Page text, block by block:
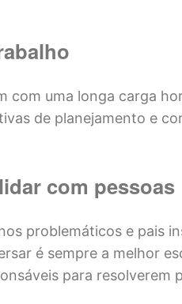
com uma longa carga
de planejamento e
com pessoas
problemáticos e pais
é sempre a melhor
para resolverem